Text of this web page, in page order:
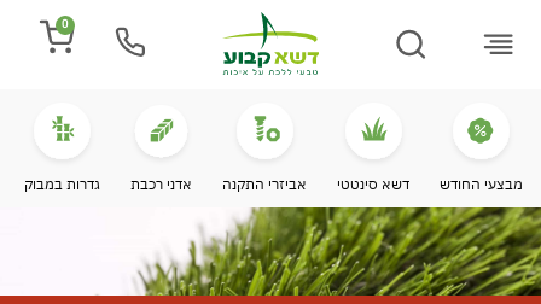
0
מבצעי החודש דשא סינטטי אביזרי התקנה אדני רכבת גדרות במבוק